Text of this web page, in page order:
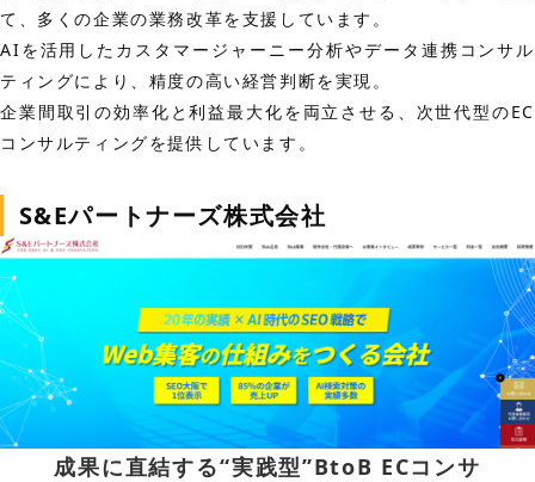
て、多くの企業の業務改革を支援しています。
AIを活用したカスタマージャーニー分析やデータ連携コンサル
ティングにより、精度の高い経営判断を実現。
企業間取引の効率化と利益最大化を両立させる、次世代型のEC
コンサルティングを提供しています。
S&Eパートナーズ株式会社
成果に直結する“実践型”BtoB ECコンサ